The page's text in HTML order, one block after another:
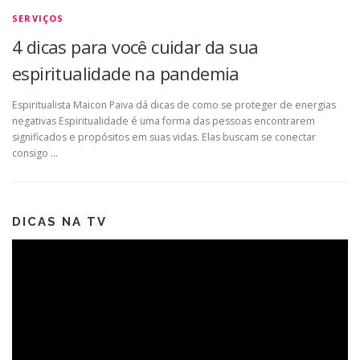
SERVIÇOS
4 dicas para você cuidar da sua
espiritualidade na pandemia
Espiritualista Maicon Paiva dá dicas de como se proteger de energias
negativas Espiritualidade é uma forma das pessoas encontrarem
significados e propósitos em suas vidas. Elas buscam se conectar
consigo …
DICAS NA TV